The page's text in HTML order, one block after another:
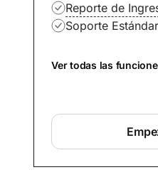
Reporte de
Soporte Estándar
Ver todas las